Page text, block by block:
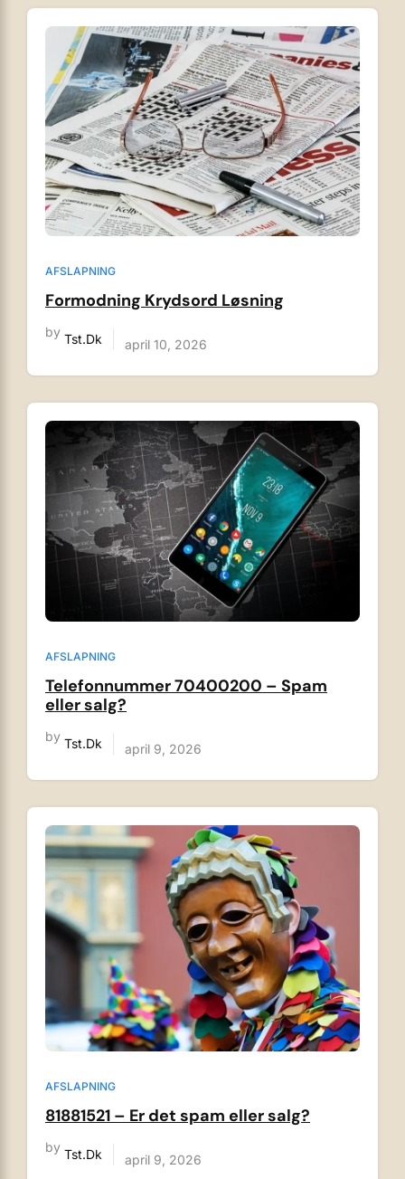
AFSLAPNING
Formodning Krydsord Løsning
by Tst.dk april 10, 2026
AFSLAPNING
Telefonnummer 70400200 – Spam
eller salg?
by Tst.dk april 9, 2026
AFSLAPNING
81881521 – Er det spam eller salg?
by Tst.dk april 9, 2026